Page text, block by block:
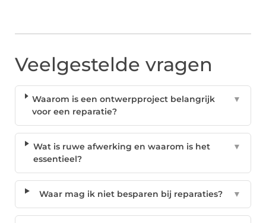
Veelgestelde vragen
Waarom is een ontwerpproject belangrijk
voor een reparatie?
▼
Wat is ruwe afwerking en waarom is het
essentieel?
▼
Waar mag ik niet besparen bij reparaties? ▼